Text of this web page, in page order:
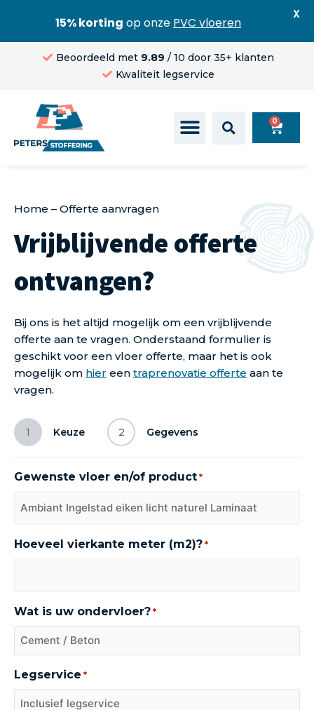
Beoordeeld met 9.89 / 10 door 35+ klanten
Kwaliteit legservice
0
Home – Offerte aanvragen
Vrijblijvende offerte
ontvangen?
Bij ons is het altijd mogelijk om een vrijblijvende
offerte aan te vragen. Onderstaand formulier is
geschikt voor een vloer offerte, maar het is ook
mogelijk om hier een traprenovatie offerte aan te
vragen.
1 Keuze 2 Gegevens
Gewenste vloer en/of product *
Hoeveel vierkante meter (m2)? *
Wat is uw ondervloer? *
Legservice *
15% korting op onze PVC vloeren
X